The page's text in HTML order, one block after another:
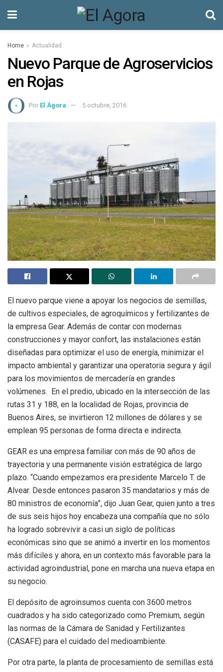
Home Actualidad
Nuevo Parque de Agroservicios
en Rojas
Por El Ágora 5 octubre, 2016
El nuevo parque viene a apoyar los negocios de semillas,
de cultivos especiales, de agroquímicos y fertilizantes de
la empresa Gear. Además de contar con modernas
construcciones y mayor confort, las instalaciones están
diseñadas para optimizar el uso de energía, minimizar el
impacto ambiental y garantizar una operatoria segura y ágil
para los movimientos de mercadería en grandes
volúmenes. En el predio, ubicado en la intersección de las
rutas 31 y 188, en la localidad de Rojas, provincia de
Buenos Aires, se invirtieron 12 millones de dólares y se
emplean 95 personas de forma directa e indirecta.
GEAR es una empresa familiar con más de 90 años de
trayectoria y una permanente visión estratégica de largo
plazo. “Cuando empezamos era presidente Marcelo T. de
Alvear. Desde entonces pasaron 35 mandatarios y más de
80 ministros de economía”, dijo Juan Gear, quien junto a tres
de sus seis hijos hoy encabeza una compañía que no sólo
ha logrado sobrevivir a casi un siglo de políticas
económicas sino que se animó a invertir en los momentos
más difíciles y ahora, en un contexto más favorable para la
actividad agroindustrial, pone en marcha una nueva etapa en
su negocio.
El depósito de agroinsumos cuenta con 3600 metros
cuadrados y ha sido categorizado como Premium, según
las normas de la Cámara de Sanidad y Fertilizantes
(CASAFE) para el cuidado del medioambiente.
Por otra parte, la planta de procesamiento de semillas está